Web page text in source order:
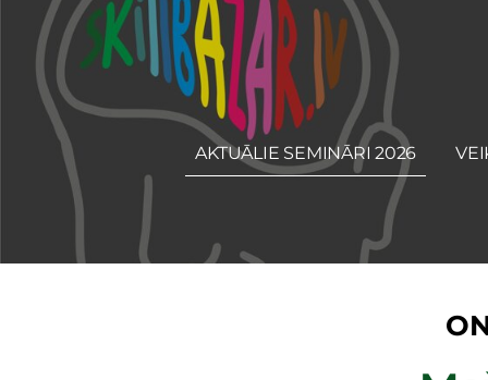
AKTUĀLIE SEMINĀRI 2026